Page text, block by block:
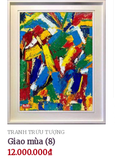
TRANH TRỪU TƯỢNG
Giao mùa (8)
12.000.000₫